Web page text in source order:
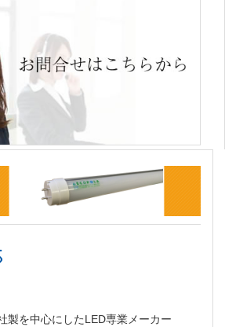
製を中心にしたLED専業メーカー